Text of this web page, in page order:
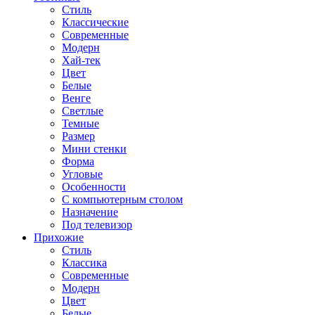
Стиль
Классические
Современные
Модерн
Хай-тек
Цвет
Белые
Венге
Светлые
Темные
Размер
Мини стенки
Форма
Угловые
Особенности
С компьютерным столом
Назначение
Под телевизор
Прихожие
Стиль
Классика
Современные
Модерн
Цвет